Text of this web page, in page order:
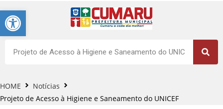
Barra de Ferramentas Aberta
HOME
Notícias
Projeto de Acesso à Higiene e Saneamento do UNICEF